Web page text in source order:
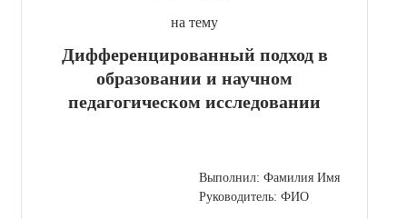
на тему
Дифференцированный подход в
образовании и научном
педагогическом исследовании
Выполнил: Фамилия Имя
Руководитель: ФИО